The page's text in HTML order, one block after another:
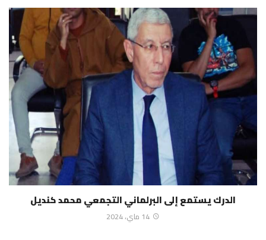
الدرك يستمع إلى البرلماني التجمعي محمد كنديل
14 ماي، 2024